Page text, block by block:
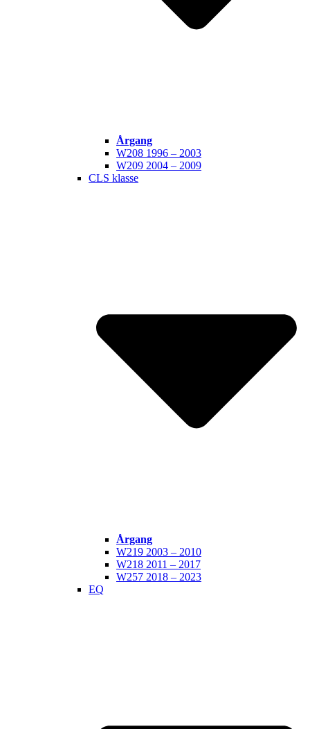
Årgang
W208 1996 – 2003
W209 2004 – 2009
CLS klasse
Årgang
W219 2003 – 2010
W218 2011 – 2017
W257 2018 – 2023
EQ